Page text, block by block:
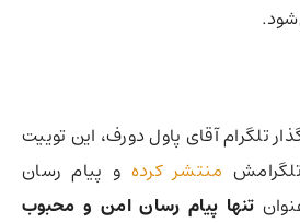
تلگرام آقای پاول دورف، این توییت
منتشر کرده و پیام رسان
تنها پیام رسان امن و محبوب